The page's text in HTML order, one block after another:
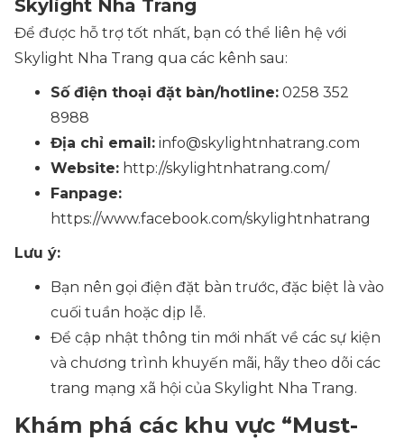
Skylight Nha Trang
Để được hỗ trợ tốt nhất, bạn có thể liên hệ với
Skylight Nha Trang qua các kênh sau:
Số điện thoại đặt bàn/hotline: 0258 352
8988
Địa chỉ email: info@skylightnhatrang.com
Website: http://skylightnhatrang.com/
Fanpage:
https://www.facebook.com/skylightnhatrang
Lưu ý:
Bạn nên gọi điện đặt bàn trước, đặc biệt là vào
cuối tuần hoặc dịp lễ.
Để cập nhật thông tin mới nhất về các sự kiện
và chương trình khuyến mãi, hãy theo dõi các
trang mạng xã hội của Skylight Nha Trang.
Khám phá các khu vực “Must-